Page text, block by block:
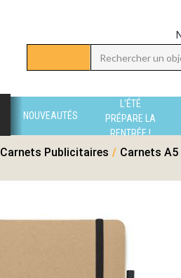
NOUVEAUTÉS
L'ÉTÉ
PRÉPARE LA
RENTRÉE !
Carnets Publicitaires / Carnets A5